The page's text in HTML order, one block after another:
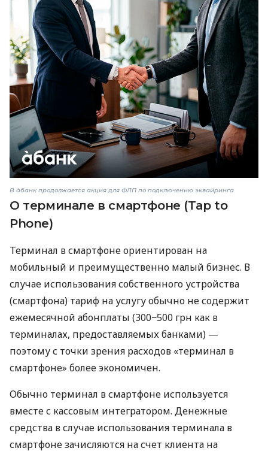
В àбанк продолжается акция для ФЛП по подключению эквайринга
О терминале в смартфоне (Tap to
Phone)
Терминал в смартфоне ориентирован на
мобильный и преимущественно малый бизнес. В
случае использования собственного устройства
(смартфона) тариф на услугу обычно не содержит
ежемесячной абонплаты (300−500 грн как в
терминалах, предоставляемых банками) —
поэтому с точки зрения расходов «терминал в
смартфоне» более экономичен.
Обычно терминал в смартфоне используется
вместе с кассовым интегратором. Денежные
средства в случае использования терминала в
смартфоне зачисляются на счет клиента на